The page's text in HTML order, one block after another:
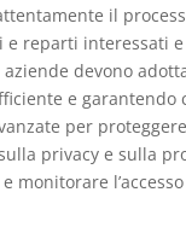
il
reparti interessati
devono
e garantendo
per
privacy e sulla